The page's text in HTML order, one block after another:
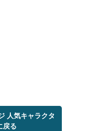
人気キャラクタ
戻る